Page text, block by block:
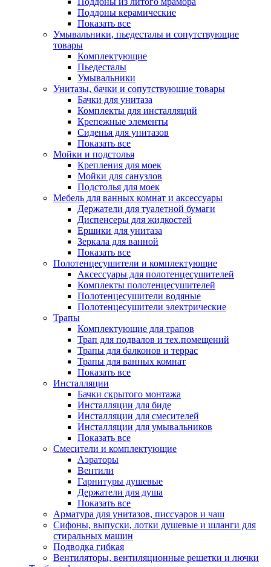
Поддоны керамические
Показать все
Умывальники, пьедесталы и сопутствующие
товары
Комплектующие
Пьедесталы
Умывальники
Унитазы, бачки и сопутствующие товары
Бачки для унитаза
Комплекты для инсталляций
Крепежные элементы
Сиденья для унитазов
Показать все
Мойки и подстолья
Крепления для моек
Мойки для санузлов
Подстолья для моек
Мебель для ванных комнат и аксессуары
Держатели для туалетной бумаги
Диспенсеры для жидкостей
Ершики для унитаза
Зеркала для ванной
Показать все
Полотенцесушители и комплектующие
Аксессуары для полотенцесушителей
Комплекты полотенцесушителей
Полотенцесушители водяные
Полотенцесушители электрические
Трапы
Комплектующие для трапов
Трап для подвалов и тех.помещений
Трапы для балконов и террас
Трапы для ванных комнат
Показать все
Инсталляции
Бачки скрытого монтажа
Инсталляции для биде
Инсталляции для смесителей
Инсталляции для умывальников
Показать все
Смесители и комплектующие
Аэраторы
Вентили
Гарнитуры душевые
Держатели для душа
Показать все
Арматура для унитазов, писсуаров и чаш
Сифоны, выпуски, лотки душевые и шланги для
стиральных машин
Подводка гибкая
Вентиляторы, вентиляционные решетки и лючки